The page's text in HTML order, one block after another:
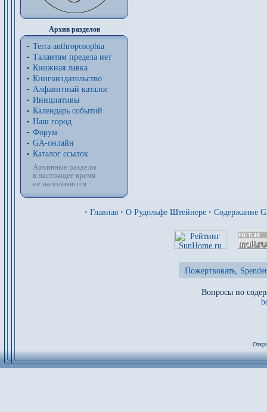
Архив разделов
Terra anthroposophia
Талантам предела нет
Книжная лавка
Книгоиздательство
Алфавитный каталог
Инициативы
Календарь событий
Наш город
Форум
GA-онлайн
Каталог ссылок
Архивные разделы
в настоящее время
не наполняются
· Главная · О Рудольфе Штейнере · Содержание
Пожертвовать,
Вопросы по